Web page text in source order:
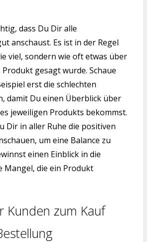
dass Du Dir alle
anschaust. Es ist in der Regel
viel, sondern wie oft etwas über
gesagt wurde. Schaue
erst die schlechten
damit Du einen Überblick über
jeweiligen Produkts bekommst.
Dir in aller Ruhe die positiven
um eine Balance zu
einen Einblick in die
Mangel, die ein Produkt
Kunden zum Kauf